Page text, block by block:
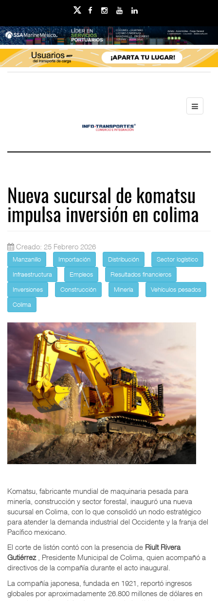
Nueva sucursal de komatsu
impulsa inversión en colima
Creado: 25 Febrero 2026
Manzanillo Importación Distribución
Sector logístico
Infraestructura
Empleos
Resultados financieros
Inversiones
Construcción Minería
Vehículos pesados
Colima
Komatsu, fabricante mundial de maquinaria pesada para
minería, construcción y sector forestal, inauguró una nueva
sucursal en Colima, con lo que consolidó un nodo estratégico
para atender la demanda industrial del Occidente y la franja del
Pacífico mexicano.
El corte de listón contó con la presencia de Riult Rivera
Gutiérrez, Presidente Municipal de Colima, quien acompañó a
directivos de la compañía durante el acto inaugural.
La compañía japonesa, fundada en 1921, reportó ingresos
globales por aproximadamente 26.800 millones de dólares en